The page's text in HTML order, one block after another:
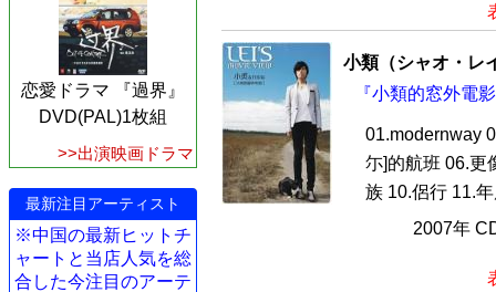
恋愛ドラマ 『過界』
DVD(PAL)1枚組
>>出演映画ドラマ
最新注目アーティスト
※中国の最新ヒットチ
ャートと当店人気を総
合した今注目のアーテ
小類（シャオ・レ
『小類的窓外電
01.modernway
尓]的航班 06.更
族 10.侶行 11.
2007年